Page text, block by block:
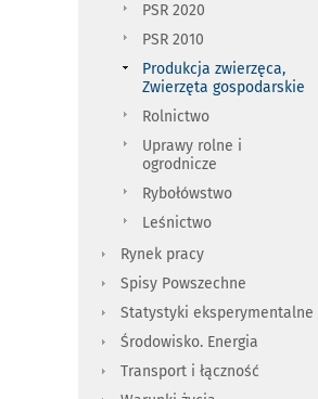
PSR 2020
PSR 2010
Produkcja zwierzęca,
Zwierzęta gospodarskie
Rolnictwo
Uprawy rolne i
ogrodnicze
Rybołówstwo
Leśnictwo
Rynek pracy
Spisy Powszechne
Statystyki eksperymentalne
Środowisko. Energia
Transport i łączność